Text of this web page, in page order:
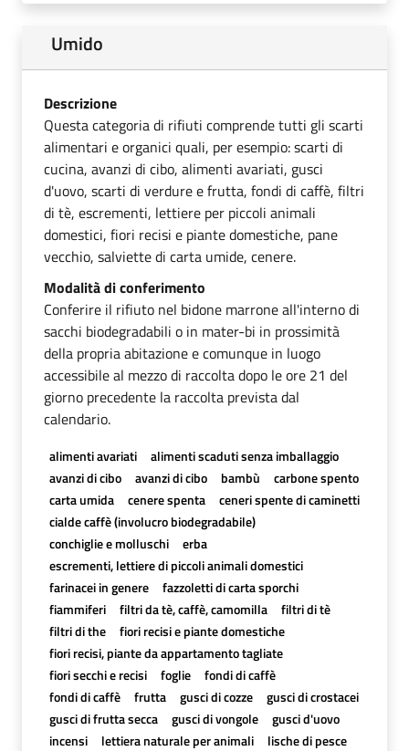
Umido
Descrizione
Questa categoria di rifiuti comprende tutti gli scarti
alimentari e organici quali, per esempio: scarti di
cucina, avanzi di cibo, alimenti avariati, gusci
d'uovo, scarti di verdure e frutta, fondi di caffè, filtri
di tè, escrementi, lettiere per piccoli animali
domestici, fiori recisi e piante domestiche, pane
vecchio, salviette di carta umide, cenere.
Modalità di conferimento
Conferire il rifiuto nel bidone marrone all'interno di
sacchi biodegradabili o in mater-bi in prossimità
della propria abitazione e comunque in luogo
accessibile al mezzo di raccolta dopo le ore 21 del
giorno precedente la raccolta prevista dal
calendario.
alimenti avariati
alimenti scaduti senza imballaggio
avanzi di cibo
avanzi di cibo bambù
carbone spento
carta umida
cenere spenta
ceneri spente di caminetti
cialde caffè (involucro biodegradabile)
conchiglie e molluschi
erba
escrementi, lettiere di piccoli animali domestici
farinacei in genere
fazzoletti di carta sporchi
fiammiferi
filtri da tè, caffè, camomilla
filtri di tè
filtri di the
fiori recisi e piante domestiche
fiori recisi, piante da appartamento tagliate
fiori secchi e recisi
foglie
fondi di caffè
fondi di caffè
frutta gusci di cozze
gusci di crostacei
gusci di frutta secca
gusci di vongole
gusci d'uovo
incensi
lettiera naturale per animali
lische di pesce